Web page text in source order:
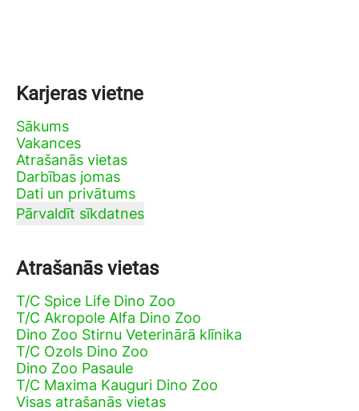
Karjeras vietne
Sākums
Vakances
Atrašanās vietas
Darbības jomas
Dati un privātums
Pārvaldīt sīkdatnes
Atrašanās vietas
T/C Spice Life Dino Zoo
T/C Akropole Alfa Dino Zoo
Dino Zoo Stirnu Veterinārā klīnika
T/C Ozols Dino Zoo
Dino Zoo Pasaule
T/C Maxima Kauguri Dino Zoo
Visas atrašanās vietas